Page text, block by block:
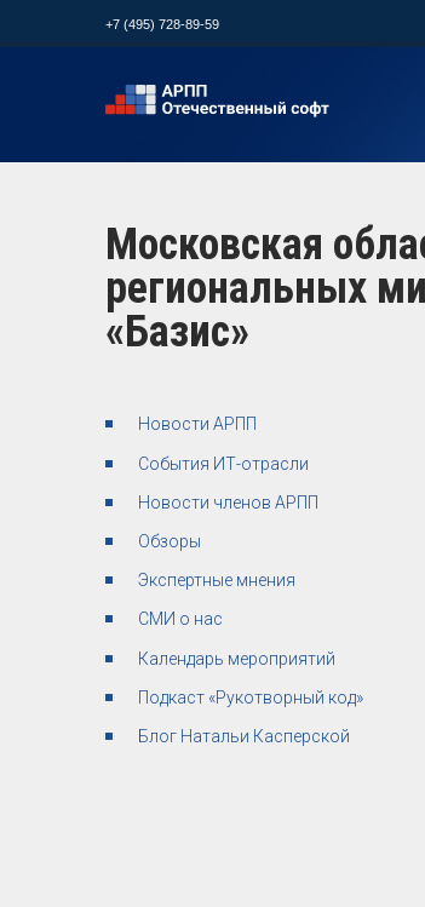
+7 (495) 728-89-59
Московская
региональных
«Базис»
Новости АРПП
События ИТ-отрасли
Новости членов АРПП
Обзоры
Экспертные мнения
СМИ о нас
Календарь мероприятий
Подкаст «Рукотворный код»
Блог Натальи Касперской